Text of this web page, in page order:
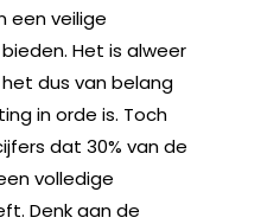
een veilige
Het is alweer
dus van belang
in orde is. Toch
dat 30% van de
volledige
Denk aan de